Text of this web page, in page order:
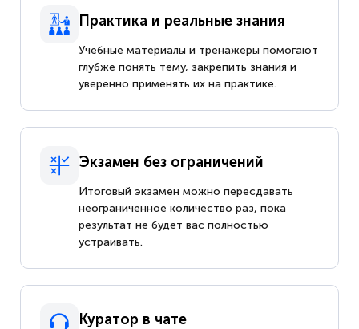
Практика и реальные знания
Учебные материалы и тренажеры помогают
глубже понять тему, закрепить знания и
уверенно применять их на практике.
Экзамен без ограничений
Итоговый экзамен можно пересдавать
неограниченное количество раз, пока
результат не будет вас полностью
устраивать.
Куратор в чате